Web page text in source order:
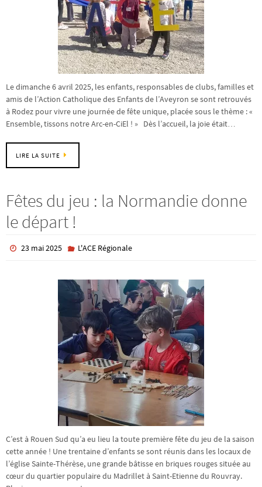
Le dimanche 6 avril 2025, les enfants, responsables de clubs, familles et
amis de l’Action Catholique des Enfants de l’Aveyron se sont retrouvés
à Rodez pour vivre une journée de fête unique, placée sous le thème : «
Ensemble, tissons notre Arc-en-CiEl ! » Dès l’accueil, la joie était…
LIRE LA SUITE
Fêtes du jeu : la Normandie donne
le départ !
23 mai 2025 L'ACE Régionale
C’est à Rouen Sud qu’a eu lieu la toute première fête du jeu de la saison
cette année ! Une trentaine d’enfants se sont réunis dans les locaux de
l’église Sainte-Thérèse, une grande bâtisse en briques rouges située au
cœur du quartier populaire du Madrillet à Saint-Etienne du Rouvray.